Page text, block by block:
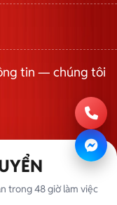
tin — chúng tôi
trong 48 giờ làm việc